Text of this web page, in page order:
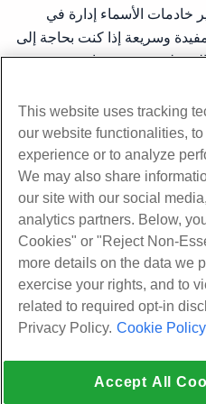
خادمات الأسماء إدارة في
وسريعة إذا كنت بحاجة إلى
النشطة في وقت واحد.
نسخ URL
This website uses tracking
our website functionalities,
experience or to analyze
We may also share
our site with our social
analytics partners. Below,
Cookies" or "Reject Non-
more details on the data we
exercise your rights, and to
related to required opt-in
Privacy Policy. Cookie Policy
Accept All